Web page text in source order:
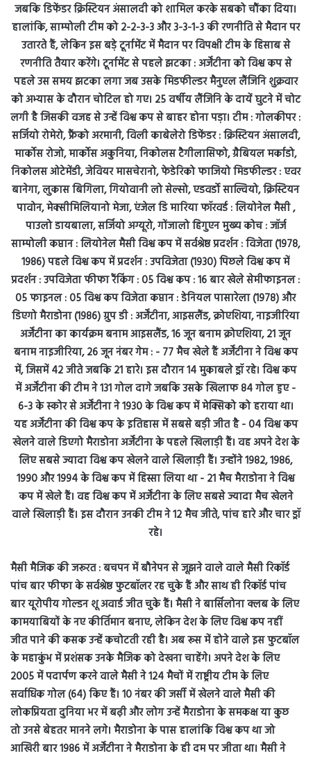
मैसी मैजिक की जरूरत : बचपन में बौनेपन से जूझने वाले वाले मैसी रिकॉर्ड
पांच बार फीफा के सर्वश्रेष्ठ फुटबॉलर रह चुके हैं और साथ ही रिकॉर्ड पांच
बार यूरोपीय गोल्डन शू अवार्ड जीत चुके हैं। मैसी ने बार्सिलोना क्लब के लिए
कामयाबियों के नए कीर्तिमान बनाए, लेकिन देश के लिए विश्व कप नहीं
जीत पाने की कसक उन्हें कचोटती रही है। अब रूस में होने वाले इस फुटबॉल
के महाकुंभ में प्रशंसक उनके मैजिक को देखना चाहेंगे। अपने देश के लिए
2005 में पदार्पण करने वाले मैसी ने 124 मैचों में राष्ट्रीय टीम के लिए
सर्वाधिक गोल (64) किए हैं। 10 नंबर की जर्सी में खेलने वाले मैसी की
लोकप्रियता दुनिया भर में बढ़ी और लोग उन्हें मैराडोना के समकक्ष या कुछ
तो उनसे बेहतर मानने लगे। मैराडोना के पास हालांकि विश्व कप था जो
आखिरी बार 1986 में अर्जेंटीना ने मैराडोना के ही दम पर जीता था। मैसी ने